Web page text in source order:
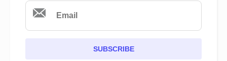
SUBSCRIBE